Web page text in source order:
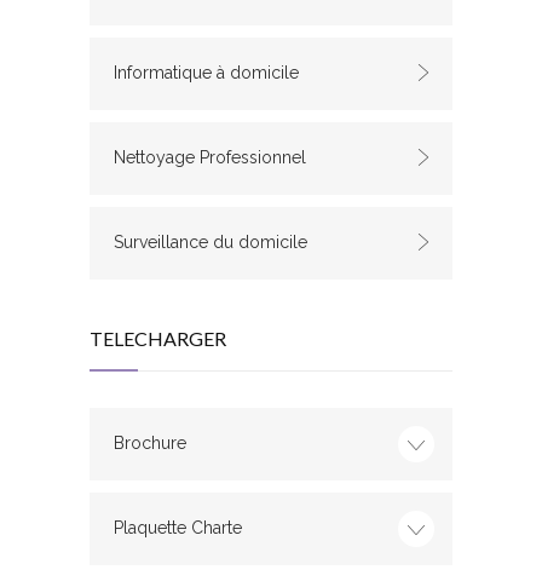
Informatique à domicile
Nettoyage Professionnel
Surveillance du domicile
TELECHARGER
Brochure
Plaquette Charte